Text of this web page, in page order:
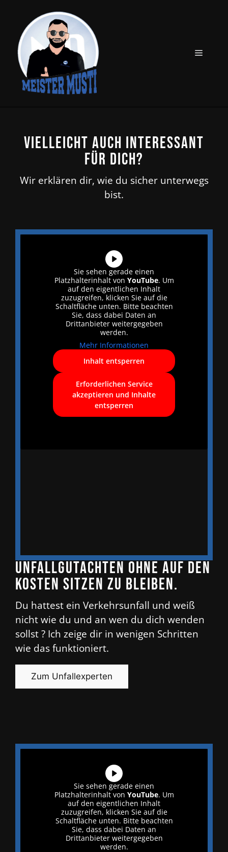
springen
MENÜ
Vielleicht auch interessant
für dich?
Wir erklären dir, wie du sicher unterwegs
bist.
Unfallgutachten ohne auf den
Kosten sitzen zu bleiben.
Du hattest ein Verkehrsunfall und weiß
nicht wie du und an wen du dich wenden
sollst ? Ich zeige dir in wenigen Schritten
wie das funktioniert.
Zum Unfallexperten
Sie sehen gerade einen
Platzhalterinhalt von YouTube. Um
auf den eigentlichen Inhalt
zuzugreifen, klicken Sie auf die
Schaltfläche unten. Bitte beachten
Sie, dass dabei Daten an
Drittanbieter weitergegeben
werden.
Mehr Informationen
Inhalt entsperren
Erforderlichen Service
akzeptieren und Inhalte
entsperren
Sie sehen gerade einen
Platzhalterinhalt von YouTube. Um
auf den eigentlichen Inhalt
zuzugreifen, klicken Sie auf die
Schaltfläche unten. Bitte beachten
Sie, dass dabei Daten an
Drittanbieter weitergegeben
werden.